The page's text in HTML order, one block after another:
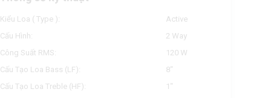
Kiểu Loa ( Type ):
Active
Cấu Hình:
2 Way
Công Suất RMS:
120 W
Cấu Tạo Loa Bass (LF):
8"
Cấu Tạo Loa Treble (HF):
1"